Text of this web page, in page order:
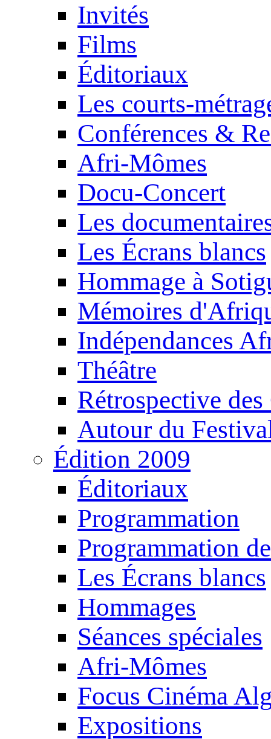
Invités
Films
Éditoriaux
Les courts-
Conférences &
Afri-Mômes
Docu-Concert
Les
Les Écrans blancs
Hommage à
Mémoires
Indépendances
Théâtre
Rétrospective
Autour du
Édition 2009
Éditoriaux
Programmation
Programmation
Les Écrans blancs
Hommages
Séances spéciales
Afri-Mômes
Focus Cinéma
Expositions